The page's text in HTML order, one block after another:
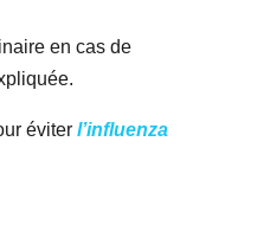
en cas de
éviter l’influenza